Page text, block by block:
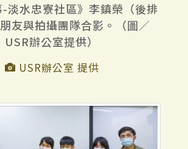
-淡水忠寮社區》李鎮榮（後排
友與拍攝團隊合影。（圖／
USR辦公室提供）
USR辦公室 提供